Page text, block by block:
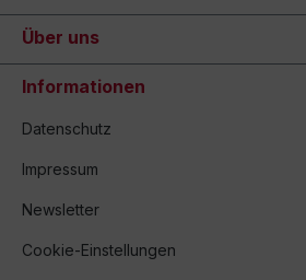
Über uns
Informationen
Datenschutz
Impressum
Newsletter
Cookie-Einstellungen